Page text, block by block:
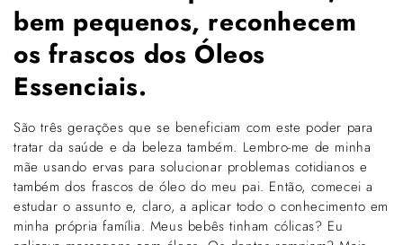
bem pequenos, reconhecem
os frascos dos Óleos
Essenciais.
São três gerações que se beneficiam com este poder para
tratar da saúde e da beleza também. Lembro-me de minha
mãe usando ervas para solucionar problemas cotidianos e
também dos frascos de óleo do meu pai. Então, comecei a
estudar o assunto e, claro, a aplicar todo o conhecimento em
minha própria família. Meus bebês tinham cólicas? Eu